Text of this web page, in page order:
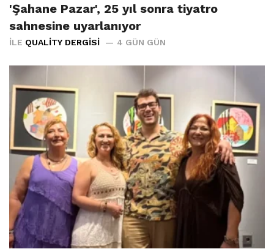
'Şahane Pazar', 25 yıl sonra tiyatro
sahnesine uyarlanıyor
İLE QUALITY DERGISI 4 GÜN GÜN